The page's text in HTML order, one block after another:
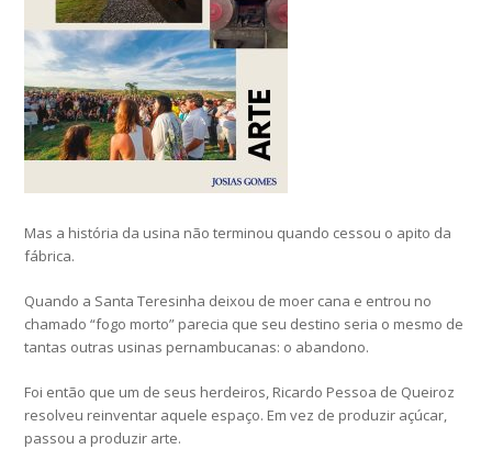
Mas a história da usina não terminou quando cessou o apito da
fábrica.
Quando a Santa Teresinha deixou de moer cana e entrou no
chamado “fogo morto” parecia que seu destino seria o mesmo de
tantas outras usinas pernambucanas: o abandono.
Foi então que um de seus herdeiros, Ricardo Pessoa de Queiroz
resolveu reinventar aquele espaço. Em vez de produzir açúcar,
passou a produzir arte.